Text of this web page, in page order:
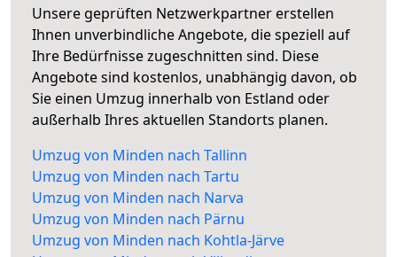
Unsere geprüften Netzwerkpartner erstellen
Ihnen unverbindliche Angebote, die speziell auf
Ihre Bedürfnisse zugeschnitten sind. Diese
Angebote sind kostenlos, unabhängig davon, ob
Sie einen Umzug innerhalb von Estland oder
außerhalb Ihres aktuellen Standorts planen.
Umzug von Minden nach Tallinn
Umzug von Minden nach Tartu
Umzug von Minden nach Narva
Umzug von Minden nach Pärnu
Umzug von Minden nach Kohtla-Järve